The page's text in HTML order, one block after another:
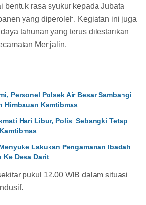
bentuk rasa syukur kepada Jubata
yang diperoleh. Kegiatan ini juga
tahunan yang terus dilestarikan
Menjalin.
Personel Polsek Air Besar Sambangi
Himbauan Kamtibmas
Hari Libur, Polisi Sebangki Tetap
Lakukan Pengamanan Ibadah
Ke Desa Darit
pukul 12.00 WIB dalam situasi